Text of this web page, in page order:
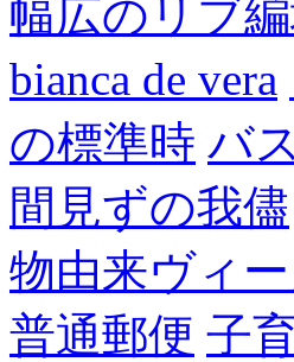
幅広のリブ
bianca de vera
の標準時 バ
間見ずの我儘
物由来ヴィ
普通郵便 子